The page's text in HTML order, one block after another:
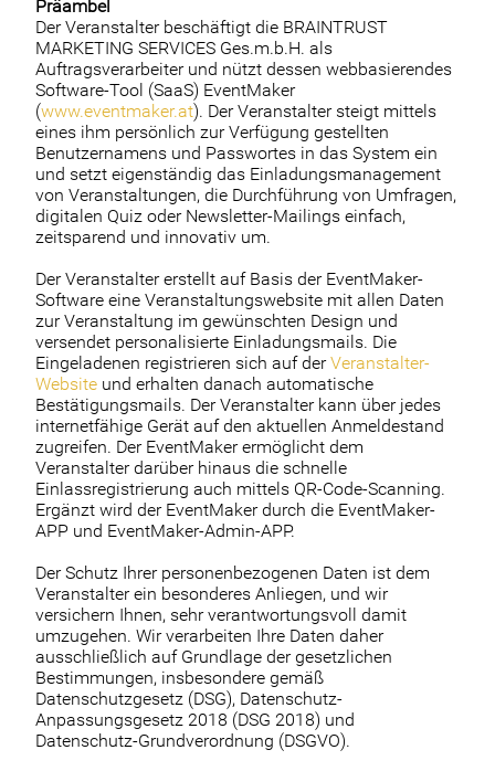
Präambel
Der Veranstalter beschäftigt die BRAINTRUST
MARKETING SERVICES Ges.m.b.H. als
Auftragsverarbeiter und nützt dessen webbasierendes
Software-Tool (SaaS) EventMaker
(www.eventmaker.at). Der Veranstalter steigt mittels
eines ihm persönlich zur Verfügung gestellten
Benutzernamens und Passwortes in das System ein
und setzt eigenständig das Einladungsmanagement
von Veranstaltungen, die Durchführung von Umfragen,
digitalen Quiz oder Newsletter-Mailings einfach,
zeitsparend und innovativ um.
Der Veranstalter erstellt auf Basis der EventMaker-
Software eine Veranstaltungswebsite mit allen Daten
zur Veranstaltung im gewünschten Design und
versendet personalisierte Einladungsmails. Die
Eingeladenen registrieren sich auf derVeranstalter-
Website und erhalten danach automatische
Bestätigungsmails. Der Veranstalter kann über jedes
internetfähige Gerät auf den aktuellen Anmeldestand
zugreifen. Der EventMaker ermöglicht dem
Veranstalter darüber hinaus die schnelle
Einlassregistrierung auch mittels QR-Code-Scanning.
Ergänzt wird der EventMaker durch die EventMaker-
APP und EventMaker-Admin-APP.
Der Schutz Ihrer personenbezogenen Daten ist dem
Veranstalter ein besonderes Anliegen, und wir
versichern Ihnen, sehr verantwortungsvoll damit
umzugehen. Wir verarbeiten Ihre Daten daher
ausschließlich auf Grundlage der gesetzlichen
Bestimmungen, insbesondere gemäß
Datenschutzgesetz (DSG), Datenschutz-
Anpassungsgesetz 2018 (DSG 2018) und
Datenschutz-Grundverordnung (DSGVO).